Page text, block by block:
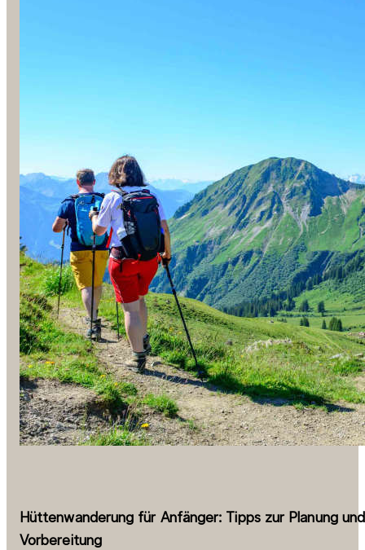
Hüttenwanderung für Anfänger: Tipps zur Planung und
Vorbereitung